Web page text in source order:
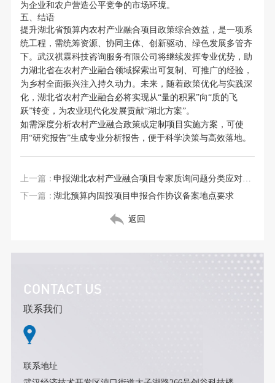
为企业和农户营造公平竞争的市场环境。
五、结语
提升湖北省预算内农村产业融合项目政策综合效益，是一项系
统工程，需统筹资源、协同主体、创新驱动、绿色发展多管齐
下。武汉祺霖科技咨询服务有限公司将继续发挥专业优势，助
力湖北省在农村产业融合领域探索出可复制、可推广的经验，
为乡村全面振兴注入持久动力。未来，随着政策优化与实践深
化，湖北省农村产业融合必将实现从“量的积累”向“质的飞
跃”转变，为农业现代化发展贡献“湖北方案”。
如需深度分析农村产业融合政策或定制项目实施方案，可使
用“研究报告”生成专业分析报告，便于科学决策与高效落地。
上一篇：
申报湖北农村产业融合项目专家质询问题分类应对技巧
下一篇：湖北预算内固投项目申报合作协议备案地点要求
返回
CONTACT US
联系我们
联系地址